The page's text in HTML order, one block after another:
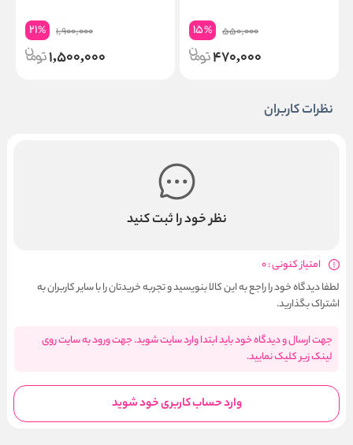
550,000
15%
470,000
1,900,000
21%
1,500,000
نظرات کاربران
نظر خود را ثبت کنید
امتیاز کنونی : 0
لطفا دیدگاه خود را راجع به این کالا بنویسید و تجربه خریدتان را با سایر کاربران به
اشتراک بگذارید.
جهت ارسال و دیدگاه خود باید ابتدا وارد سایت شوید. جهت ورود به سایت روی
لینک زیر کلیک نمایید.
وارد حساب کاربری خود شوید